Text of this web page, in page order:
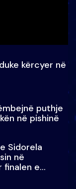
kërcyer në
puthje
në pishinë
Sidorela
në
finalen e